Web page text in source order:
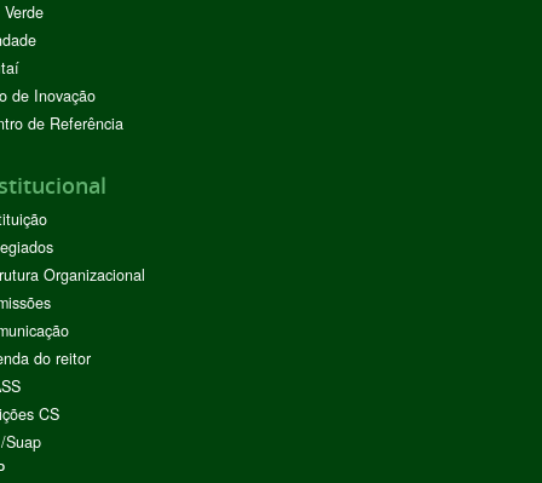
de Inovação
de Referência
Organizacional
do reitor
CS
Suap